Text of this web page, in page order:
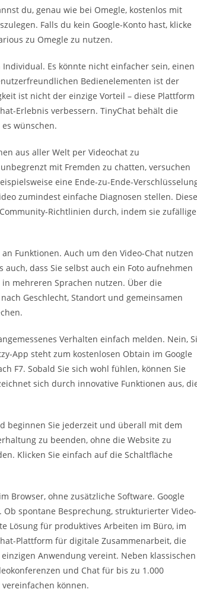
du, genau wie bei Omegle, kostenlos mit
Falls du kein Google-Konto hast, klicke
zu Omegle zu nutzen.
Es könnte nicht einfacher sein, einen
Bedienelementen ist der
ist nicht der einzige Vorteil – diese Plattform
Erlebnis verbessern. TinyChat behält die
wünschen.
aus aller Welt per Videochat zu
mit Fremden zu chatten, versuchen
eine Ende-zu-Ende-
zumindest einfache Diagnosen stellen. Diese
Richtlinien durch, indem sie zufällige
Funktionen. Auch um den Video-Chat nutzen
dass Sie selbst auch ein Foto aufnehmen
mehreren Sprachen nutzen. Über die
Geschlecht, Standort und gemeinsamen
Verhalten einfach melden. Nein,
App steht zum kostenlosen Obtain im Google
F7. Sobald Sie sich wohl fühlen, können Sie
sich durch innovative Funktionen aus,
beginnen Sie jederzeit und überall mit dem
zu beenden, ohne die Website zu
Klicken Sie einfach auf die Schaltfläche
Browser, ohne zusätzliche Software. Google
Ob spontane Besprechung, strukturierter Video-
Lösung für produktives Arbeiten im Büro, im
Plattform für digitale Zusammenarbeit, die
Anwendung vereint. Neben klassischen
und Chat für bis zu 1.000
können.